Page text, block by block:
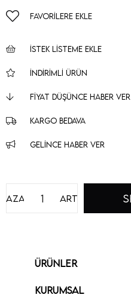
FAVORILERE EKLE
İSTEK LISTEME EKLE
İNDIRIMLI ÜRÜN
FIYAT DÜŞÜNCE HABER VER
KARGO BEDAVA
GELINCE HABER VER
Artır
Azalt
ÜRÜNLER
KURUMSAL